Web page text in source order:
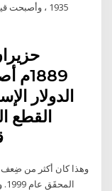
1935 ،
الدولار
القطع